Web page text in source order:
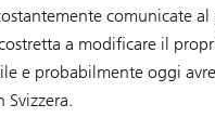
comunicate
a modificare il
e probabilmente oggi